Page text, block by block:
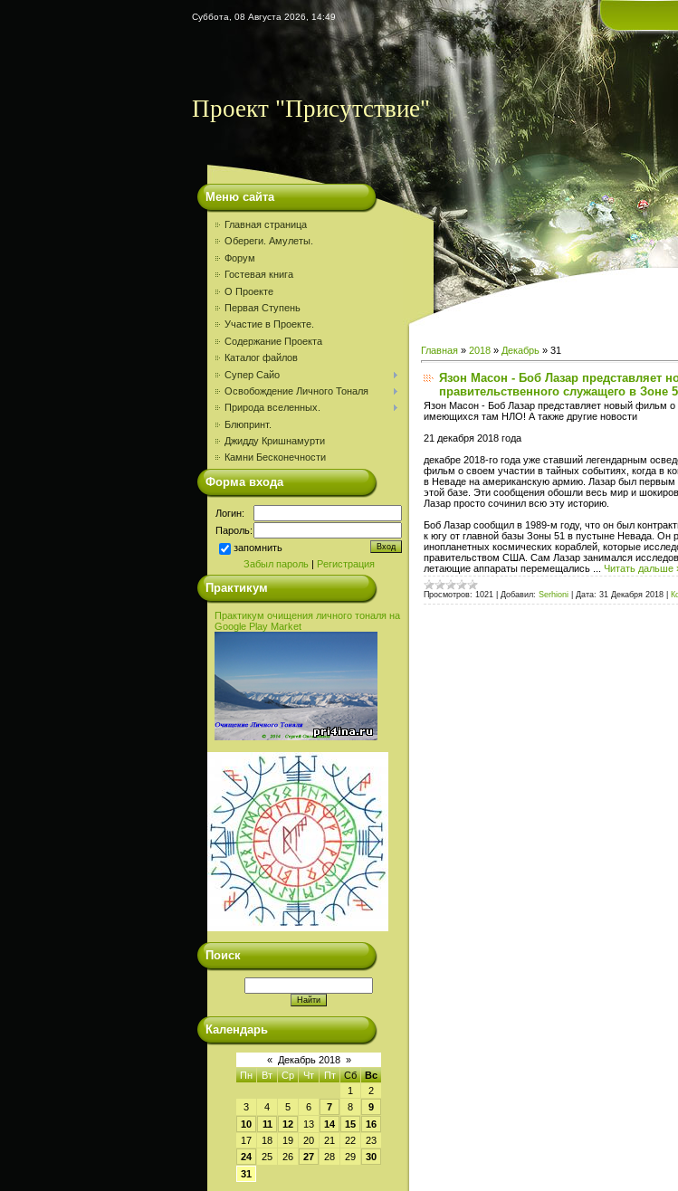
Суббота, 08 Августа 2026, 14:49
Проект "Присутствие"
Меню сайта
Главная страница
Обереги. Амулеты.
Форум
Гостевая книга
О Проекте
Первая Ступень
Участие в Проекте.
Содержание Проекта
Каталог файлов
Супер Сайо
Освобождение Личного Тоналя
Природа вселенных.
Блюпринт.
Джидду Кришнамурти
Камни Бесконечности
Форма входа
Логин:
Пароль:
запомнить
Забыл пароль| Регистрация
Практикум
Практикум очищения личного тоналя на
Google Play Market
Поиск
Календарь
« Декабрь 2018 »
Пн
Вт Ср Чт Пт Сб
Вс
1
2
3
4 5 6 7 8
9
10
11 12 13 14 15
16
17
18 19 20 21 22
23
24
25 26 27 28 29
30
31
Главная » 2018 » Декабрь » 31
Язон Масон - Боб Лазар представляет
правительственного служащего в
Язон Масон - Боб Лазар представляет новый фильм о
имеющихся там НЛО! А также другие новости
21 декабря 2018 года
декабре 2018-го года уже ставший легендарным
фильм о своем участии в тайных событиях, когда в
в Неваде на американскую армию. Лазар был первым
этой базе. Эти сообщения обошли весь мир и
Лазар просто сочинил всю эту историю.
Боб Лазар сообщил в 1989-м году, что он был
к югу от главной базы Зоны 51 в пустыне Невада. Он
инопланетных космических кораблей, которые
правительством США. Сам Лазар занимался
летающие аппараты перемещались
Читать дальше
Просмотров: 1021 Добавил: Serhioni Дата: 31 Декабря 2018